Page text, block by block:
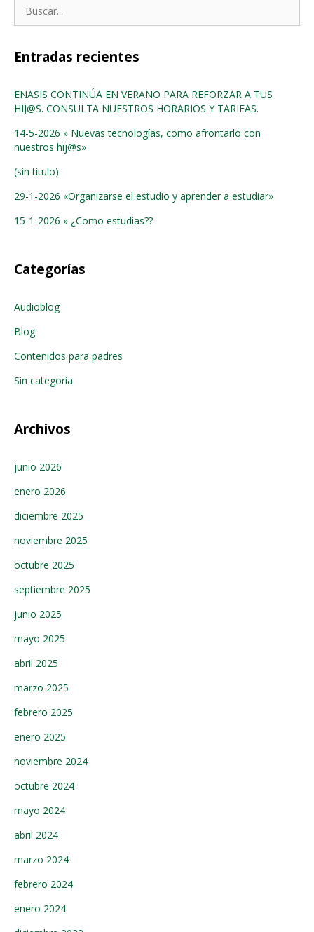
Entradas recientes
ENASIS CONTINÚA EN VERANO PARA REFORZAR A TUS
HIJ@S. CONSULTA NUESTROS HORARIOS Y TARIFAS.
14-5-2026 » Nuevas tecnologías, como afrontarlo con
nuestros hij@s»
(sin título)
29-1-2026 «Organizarse el estudio y aprender a estudiar»
15-1-2026 » ¿Como estudias??
Categorías
Audioblog
Blog
Contenidos para padres
Sin categoría
Archivos
junio 2026
enero 2026
diciembre 2025
noviembre 2025
octubre 2025
septiembre 2025
junio 2025
mayo 2025
abril 2025
marzo 2025
febrero 2025
enero 2025
noviembre 2024
octubre 2024
mayo 2024
abril 2024
marzo 2024
febrero 2024
enero 2024